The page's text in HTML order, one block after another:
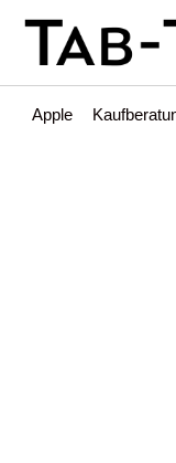
Apple